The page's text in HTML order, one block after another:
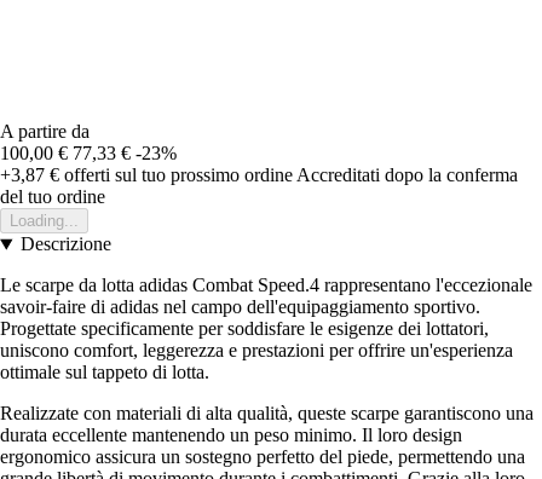
A partire da
100,00 € 77,33 € -23%
+3,87 € offerti sul tuo prossimo ordineAccreditati dopo la conferma
del tuo ordine
Loading...
Descrizione
Le scarpe da lotta adidas Combat Speed.4 rappresentano l'eccezionale
savoir-faire di adidas nel campo dell'equipaggiamento sportivo.
Progettate specificamente per soddisfare le esigenze dei lottatori,
uniscono comfort, leggerezza e prestazioni per offrire un'esperienza
ottimale sul tappeto di lotta.
Realizzate con materiali di alta qualità, queste scarpe garantiscono una
durata eccellente mantenendo un peso minimo. Il loro design
ergonomico assicura un sostegno perfetto del piede, permettendo una